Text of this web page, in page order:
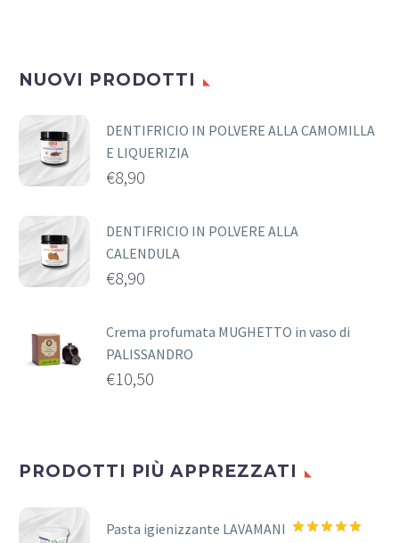
NUOVI PRODOTTI
DENTIFRICIO IN POLVERE ALLA CAMOMILLA
E LIQUERIZIA
€8,90
DENTIFRICIO IN POLVERE ALLA
CALENDULA
€8,90
Crema profumata MUGHETTO in vaso di
PALISSANDRO
€10,50
PRODOTTI PIÙ APPREZZATI
Pasta igienizzante LAVAMANI